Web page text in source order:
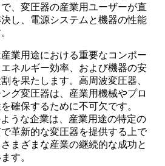
、変圧器の産業用ユーザーが直
し、電源システムと機器の性能
業用途における重要なコンポー
ネルギー効率、および機器の安
を果たします。高周波変圧器、
グ変圧器は、産業用機械やプロ
確保するために不可欠です。
うな企業は、産業用途の特定の
革新的な変圧器を提供する上で
まざまな産業の継続的な成功と
す。